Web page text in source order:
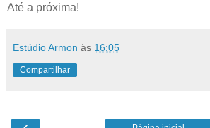
Até a próxima!
Estúdio Armon às 16:05
Compartilhar